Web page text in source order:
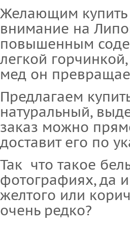
Желающим купить
внимание на
повышенным
легкой
мед он
Предлагаем
натуральный,
заказ можно
доставит его по
Так что такое
фотографиях, да
желтого или
очень редко?